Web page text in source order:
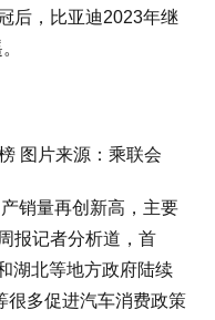
后，比亚迪2023年继
图片来源：乘联会
销量再创新高，主要
报记者分析道，首
湖北等地方政府陆续
很多促进汽车消费政策